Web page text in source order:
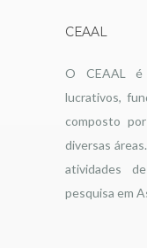
CEAAL
O CEAAL
lucrativos,
composto
diversas
atividades
pesquisa em